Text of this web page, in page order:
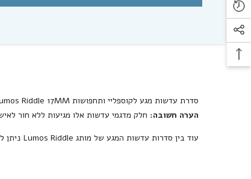
סדרת עדשות מגע לקוספליי ותחפושותRiddle 17MM
הערה חשובה:חלק מדגמי עדשות אלו מגיעות ללא חור
עוד בין סדרות עדשות המגע של מותגLumos Riddle